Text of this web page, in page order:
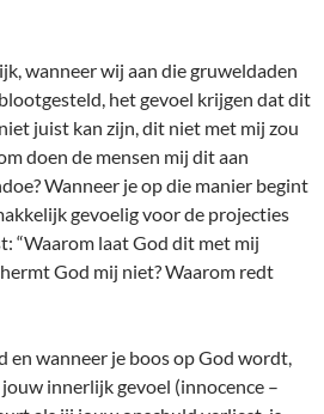
wanneer wij aan die gruweldaden
het gevoel krijgen dat dit
juist kan zijn, dit niet met mij zou
doen de mensen mij dit aan
Wanneer je op die manier begint
gevoelig voor de projecties
“Waarom laat God dit met mij
God mij niet? Waarom redt
en wanneer je boos op God wordt,
innerlijk gevoel (innocence –